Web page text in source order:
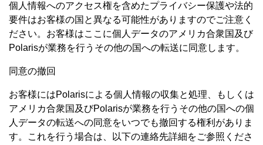
個人情報へのアクセス権を含めたプライバシー保護や法的
要件はお客様の国と異なる可能性がありますのでご注意く
ださい。お客様はここに個人データのアメリカ合衆国及び
Polarisが業務を行うその他の国への転送に同意します。
同意の撤回
お客様にはPolarisによる個人情報の収集と処理、もしくは
アメリカ合衆国及びPolarisが業務を行うその他の国への個
人データの転送への同意をいつでも撤回する権利がありま
す。これを行う場合は、以下の連絡先詳細をご参照くださ